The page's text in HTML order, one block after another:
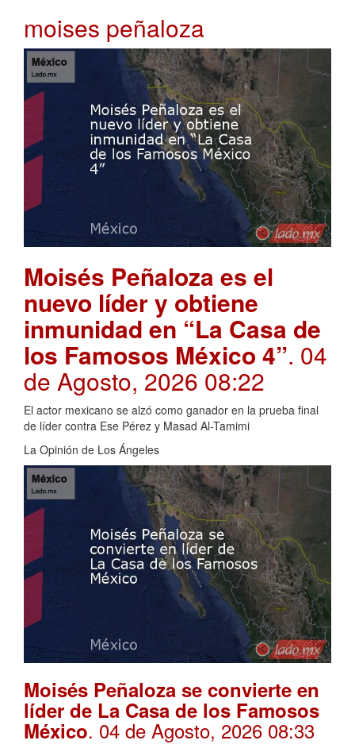
moises peñaloza
Moisés Peñaloza es el
nuevo líder y obtiene
inmunidad en “La Casa de
los Famosos México 4”. 04
de Agosto, 2026 08:22
El actor mexicano se alzó como ganador en la prueba final
de líder contra Ese Pérez y Masad Al-Tamimi
La Opinión de Los Ángeles
Moisés Peñaloza se convierte en
líder de La Casa de los Famosos
México. 04 de Agosto, 2026 08:33